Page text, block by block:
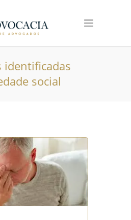
identificadas
social